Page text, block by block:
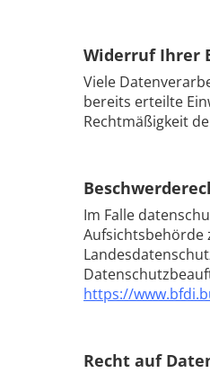
Widerruf Ihrer
Viele
bereits erteilte
Rechtmäßigkeit
Im Falle
Aufsichtsbehörde
https://
Recht auf